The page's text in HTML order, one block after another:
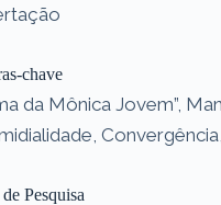
chave
da Mônica Jovem”,
Pesquisa